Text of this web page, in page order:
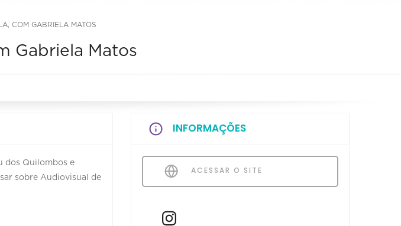
COM GABRIELA MATOS
Gabriela Matos
dos Quilombos e
sobre Audiovisual de
INFORMAÇÕES
ACESSAR O SITE